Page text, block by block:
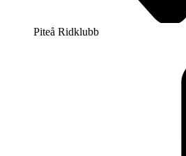
Piteå Ridklubb